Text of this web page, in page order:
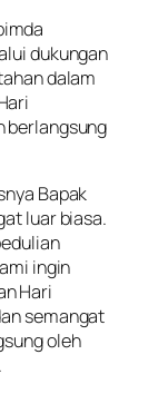
dukungan
dalam
berlangsung
Bapak
luar biasa.
ingin
Hari
semangat
oleh